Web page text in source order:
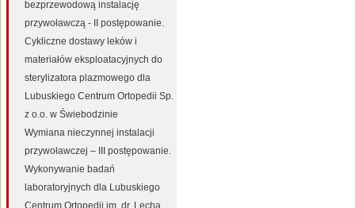
bezprzewodową instalację
przywoławczą - II postępowanie.
Cykliczne dostawy leków i
materiałów eksploatacyjnych do
sterylizatora plazmowego dla
Lubuskiego Centrum Ortopedii Sp.
z o.o. w Świebodzinie
Wymiana nieczynnej instalacji
przywoławczej – III postępowanie.
Wykonywanie badań
laboratoryjnych dla Lubuskiego
Centrum Ortopedii im. dr. Lecha